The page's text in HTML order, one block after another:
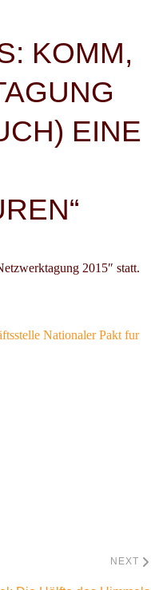
KOMM,
EINE
2015″ statt.
Nationaler Pakt fur
NEXT